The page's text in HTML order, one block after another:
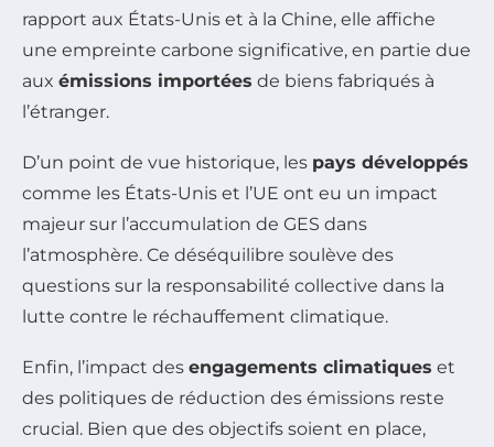
rapport aux États-Unis et à la Chine, elle affiche
une empreinte carbone significative, en partie due
aux émissions importées de biens fabriqués à
l’étranger.
D’un point de vue historique, les pays développés
comme les États-Unis et l’UE ont eu un impact
majeur sur l’accumulation de GES dans
l’atmosphère. Ce déséquilibre soulève des
questions sur la responsabilité collective dans la
lutte contre le réchauffement climatique.
Enfin, l’impact des engagements climatiques et
des politiques de réduction des émissions reste
crucial. Bien que des objectifs soient en place,